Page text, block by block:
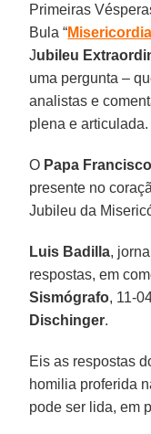
Primeiras
Bula “
Jubileu
uma pergunta –
analistas e
plena e articulada.
O Papa Francisco
presente no
Jubileu da
Luis Badilla,
respostas, em
Sismógrafo, 11-
Dischinger.
Eis as respostas
homilia proferida
pode ser lida, em